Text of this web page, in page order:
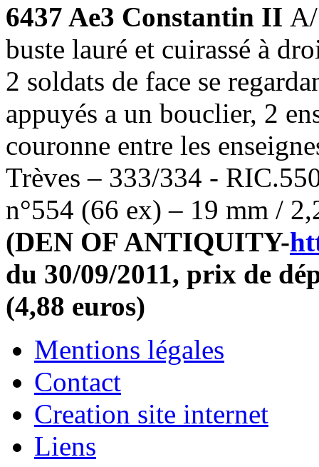
6437 Ae3 Constantin II
buste lauré et cuirassé à
2 soldats de face se
appuyés a un bouclier, 2
couronne entre les
Trèves – 333/334 -
n°554 (66 ex) – 19 mm /
(DEN OF ANTIQUITY-
du 30/09/2011, prix de
(4,88 euros)
Mentions légales
Contact
Creation site internet
Liens